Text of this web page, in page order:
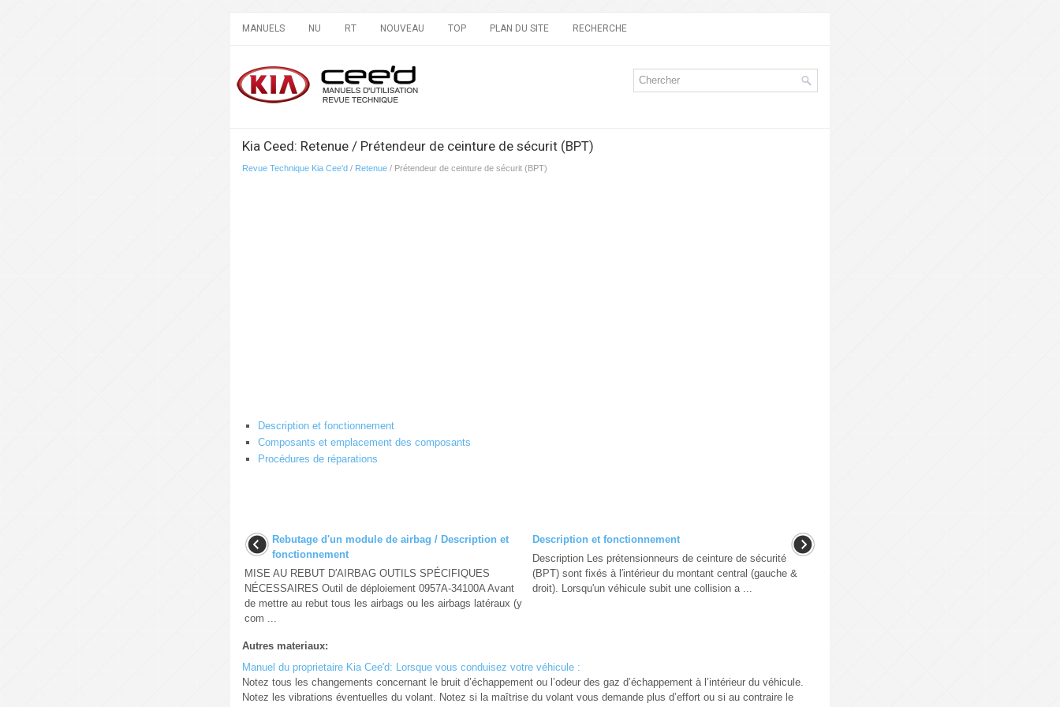
MANUELS NU RT NOUVEAU TOP PLAN DU SITE RECHERCHE
Kia Ceed: Retenue / Prétendeur de ceinture de sécurit (BPT)
Revue Technique Kia Cee'd / Retenue / Prétendeur de ceinture de sécurit (BPT)
Description et fonctionnement
Composants et emplacement des composants
Procédures de réparations
Rebutage d'un module de airbag / Description et
fonctionnement
MISE AU REBUT D′AIRBAG OUTILS SPÉCIFIQUES
NÉCESSAIRES Outil de déploiement 0957A-34100A Avant
de mettre au rebut tous les airbags ou les airbags latéraux (y
com ...
Description et fonctionnement
Description Les prétensionneurs de ceinture de sécurité
(BPT) sont fixés à l′intérieur du montant central (gauche &
droit). Lorsqu'un véhicule subit une collision a ...
Autres materiaux:
Manuel du proprietaire Kia Cee'd: Lorsque vous conduisez votre véhicule :
Notez tous les changements concernant le bruit d’échappement ou l’odeur des gaz d’échappement à l’intérieur du véhicule.
Notez les vibrations éventuelles du volant. Notez si la maîtrise du volant vous demande plus d’effort ou si au contraire le